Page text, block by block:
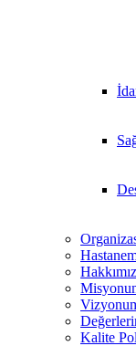
Kalite